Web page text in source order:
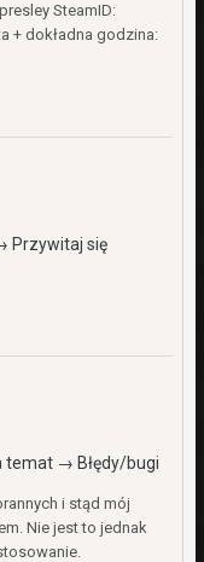
SteamID:
+ dokładna godzina:
Przywitaj się
temat → Błędy/bugi
i stąd mój
Nie jest to jednak